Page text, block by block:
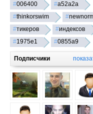
#006400 #a52a2a
#thinkorswim #
#тикеров #индексов
#1975e1 #0855a9
Подписчики